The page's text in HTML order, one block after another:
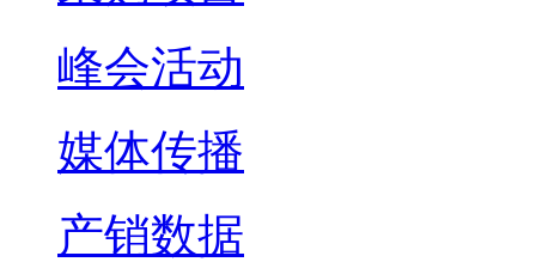
峰会活动
媒体传播
产销数据